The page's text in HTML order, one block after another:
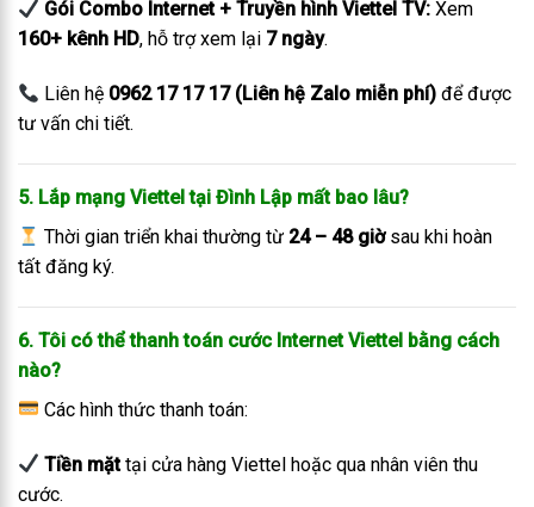
Gói Combo Internet + Truyền hình Viettel TV: Xem
160+ kênh HD, hỗ trợ xem lại 7 ngày.
Liên hệ 0962 17 17 17 (Liên hệ Zalo miễn phí) để được
tư vấn chi tiết.
5. Lắp mạng Viettel tại Đình Lập mất bao lâu?
Thời gian triển khai thường từ 24 – 48 giờsau khi hoàn
tất đăng ký.
6. Tôi có thể thanh toán cước Internet Viettel bằng cách
nào?
Các hình thức thanh toán:
Tiền mặttại cửa hàng Viettel hoặc qua nhân viên thu
cước.